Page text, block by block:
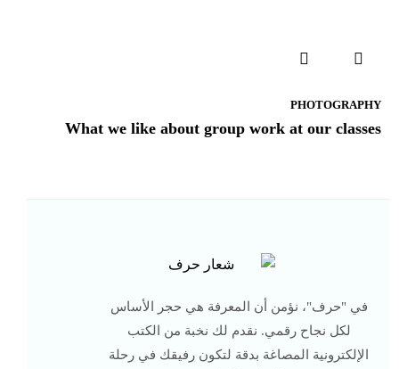
PHOTOGRAPHY
What we like about group work at our classes
في "حرف"، نؤمن أن المعرفة هي حجر الأساس
لكل نجاح رقمي. نقدم لك نخبة من الكتب
الإلكترونية المصاغة بدقة لتكون رفيقك في رحلة